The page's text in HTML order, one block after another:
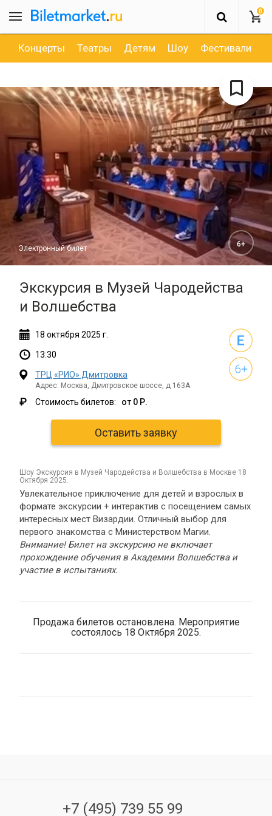
0
Концерты Театры Детям Шоу Фестивали
Экскурсия в Музей Чародейства
и Волшебства
Электронный билет 6+
18 октября 2025 г.
13:30
ТРЦ «РИО» Дмитровка
Адрес: Москва, Дмитровское шоссе, д 163А
₽ Стоимость билетов: от 0 Р.
Оставить заявку
шоу Экскурсия в Музей Чародейства и Волшебства в Москве 18
Октября 2025.
Увлекательное приключение для детей и взрослых в
формате экскурсии + интерактив с посещением самых
интересных мест Визардии. Отличный выбор для
первого знакомства с Министерством Магии.
Внимание! Билет на экскурсию не включает
прохождение обучения в Академии Волшебства и
участие в испытаниях.
Продажа билетов остановлена. Мероприятие
состоялось 18 Октября 2025.
+7 (495) 739 55 99